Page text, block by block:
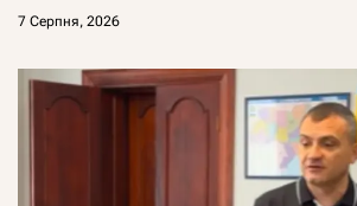
7 Серпня, 2026